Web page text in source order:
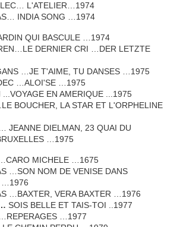
L'ATELIER…1974
INDIA SONG …1974
QUI BASCULE …1974
DERNIER CRI …DER LETZTE
…JE T'AIME, TU DANSES …1975
…ALOI'SE …1975
VOYAGE EN AMERIQUE ...1975
BOUCHER, LA STAR ET L'ORPHELINE
JEANNE DIELMAN, 23 QUAI DU
…1975
MICHELE …1675
…SON NOM DE VENISE DANS
…1976
…BAXTER, VERA BAXTER …1976
SOIS BELLE ET TAIS-TOI ..1977
…1977